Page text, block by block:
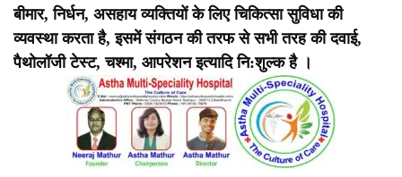
बीमार, निर्धन, असहाय व्यक्तियों के लिए चिकित्सा सुविधा की
व्यवस्था करता है, इसमें संगठन की तरफ से सभी तरह की दवाई,
पैथोलॉजी टेस्ट, चश्मा, आपरेशन इत्यादि नि:शुल्क है ।